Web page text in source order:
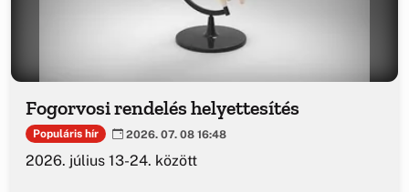
Fogorvosi rendelés helyettesítés
Populáris hír 2026. 07. 08 16:48
2026. július 13-24. között